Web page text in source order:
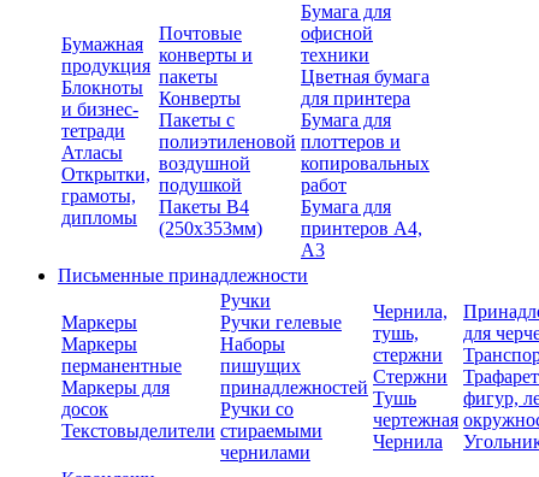
Бумажная
продукция
Блокноты
и бизнес-
тетради
Атласы
Открытки,
грамоты,
дипломы
Почтовые
конверты и
пакеты
Конверты
Пакеты с
полиэтиленовой
воздушной
подушкой
Пакеты В4
(250х353мм)
Бумага для
офисной
техники
Цветная бумага
для принтера
Бумага для
плоттеров и
копировальных
работ
Бумага для
принтеров А4,
А3
Письменные принадлежности
Маркеры
Маркеры
перманентные
Маркеры для
досок
Текстовыделители
Ручки
Ручки гелевые
Наборы
пишущих
принадлежностей
Ручки со
стираемыми
чернилами
Чернила,
тушь,
стержни
Стержни
Тушь
чертежная
Чернила
для
фигур,